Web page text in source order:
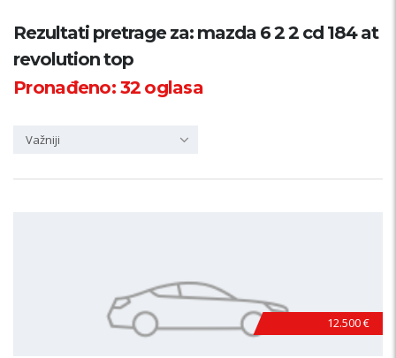
Kategorija
Županija
Rezultati pretrage za: mazda 6 2 2 cd 184 at
revolution top
Pronađeno:32oglasa
Važniji
12.500 €